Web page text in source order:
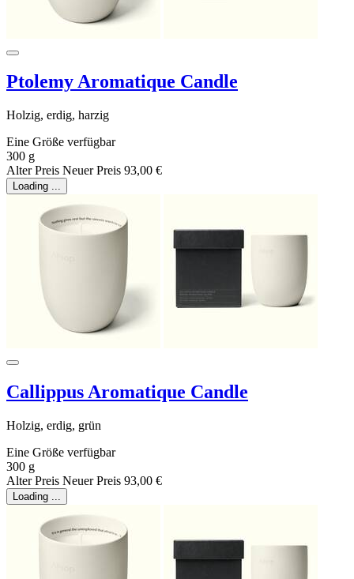
Ptolemy Aromatique Candle
Holzig, erdig, harzig
Eine Größe verfügbar
300 g
Alter Preis Neuer Preis 93,00 €
Loading ...
Callippus Aromatique Candle
Holzig, erdig, grün
Eine Größe verfügbar
300 g
Alter Preis Neuer Preis 93,00 €
Loading ...